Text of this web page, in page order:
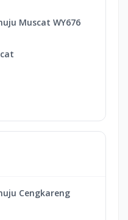
Muscat WY676
Cengkareng